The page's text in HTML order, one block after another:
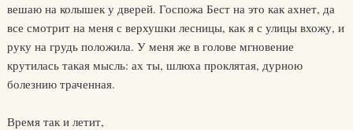
вешаю на колышек у дверей. Госпожа Бест на это как ахнет, да
все смотрит на меня с верхушки лесницы, как я с улицы вхожу, и
руку на грудь положила. У меня же в голове мгновение
крутилась такая мысль: ах ты, шлюха проклятая, дурною
болезнию траченная.
Время так и летит,